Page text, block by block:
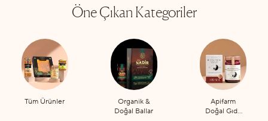
Öne Çıkan Kategoriler
Tüm Ürünler
Organik &
Doğal Ballar
Apifarm
Doğal Gıda